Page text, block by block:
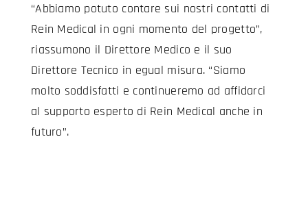
“Abbiamo potuto contare sui nostri contatti di
Rein Medical in ogni momento del progetto”,
riassumono il Direttore Medico e il suo
Direttore Tecnico in egual misura. “Siamo
molto soddisfatti e continueremo ad affidarci
al supporto esperto di Rein Medical anche in
futuro”.